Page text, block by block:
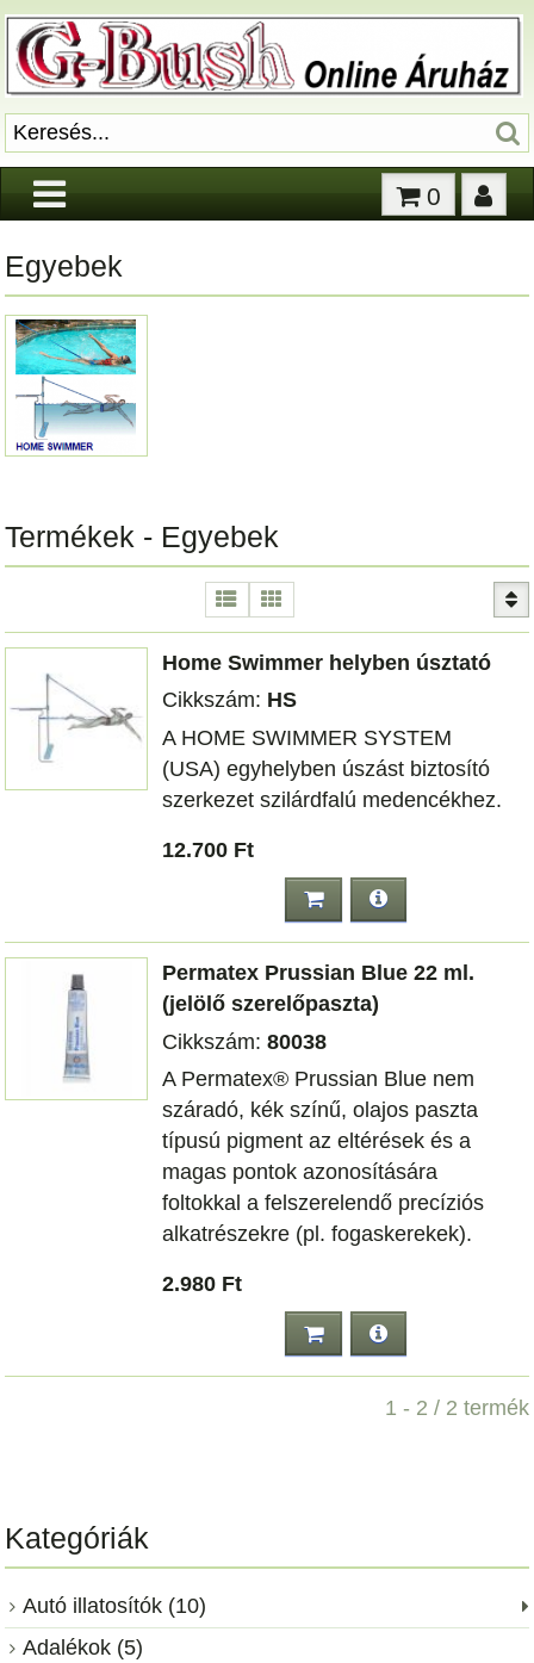
0
Egyebek
Termékek - Egyebek
Home Swimmer helyben úsztató
Cikkszám: HS
A HOME SWIMMER SYSTEM
(USA) egyhelyben úszást biztosító
szerkezet szilárdfalú medencékhez.
12.700 Ft
Permatex Prussian Blue 22 ml.
(jelölő szerelőpaszta)
Cikkszám: 80038
A Permatex® Prussian Blue nem
száradó, kék színű, olajos paszta
típusú pigment az eltérések és a
magas pontok azonosítására
foltokkal a felszerelendő precíziós
alkatrészekre (pl. fogaskerekek).
2.980 Ft
1 - 2 / 2 termék
Kategóriák
Autó illatosítók (10)
Adalékok (5)